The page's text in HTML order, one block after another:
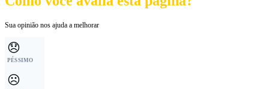
Sua opinião nos ajuda a melhorar
😞
PÉSSIMO
☹️